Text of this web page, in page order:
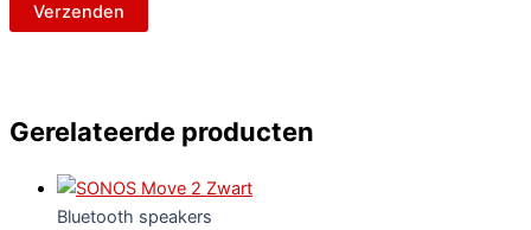
Gerelateerde producten
Bluetooth speakers